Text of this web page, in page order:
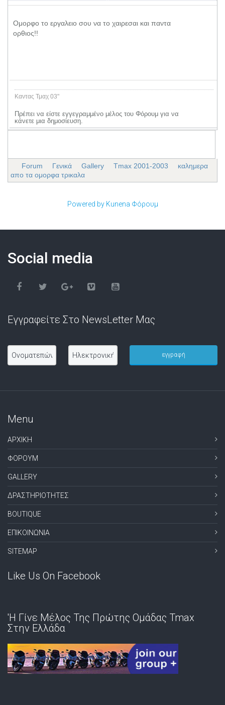
Ομορφο το εργαλειο σου να το χαιρεσαι και παντα
ορθιος!!
Καντας Τμαχ 03"
Πρέπει να είστε εγγεγραμμένο μέλος του Φόρουμ για να
κάνετε μια δημοσίευση.
Forum Γενικά Gallery Tmax 2001-2003
καλημερα
απο τα ομορφα τρικαλα
Powered by Kunena Φόρουμ
Social media
Εγγραφείτε Στο NewsLetter Μας
Menu
ΑΡΧΙΚΗ
ΦΟΡΟΥΜ
GALLERY
ΔΡΑΣΤΗΡΙΟΤΗΤΕΣ
BOUTIQUE
ΕΠΙΚΟΙΝΩΝΙΑ
SITEMAP
Like Us On Facebook
'Η Γίνε Μέλος Της Πρώτης Ομάδας Tmax
Στην Ελλάδα